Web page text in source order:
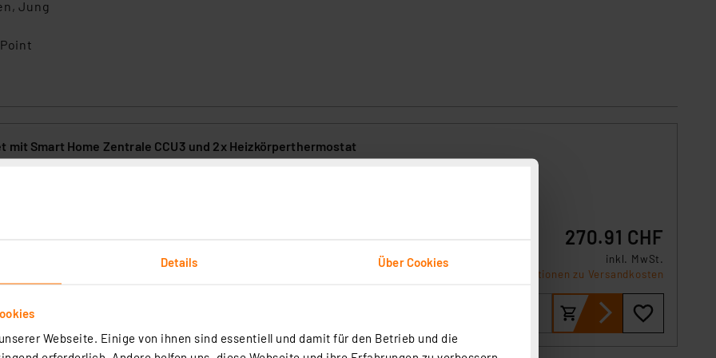
Details Über Cookies
Webseite. Einige von ihnen sind essentiell und damit für den Betrieb und die
Jung
mit Smart Home Zentrale CCU3 und 2x Heizkörperthermostat
programmierbar.
- Lieferzeit: 3-4 Werktage²
270.91 CHF
inkl. MwSt.
Informationen zu Versandkosten